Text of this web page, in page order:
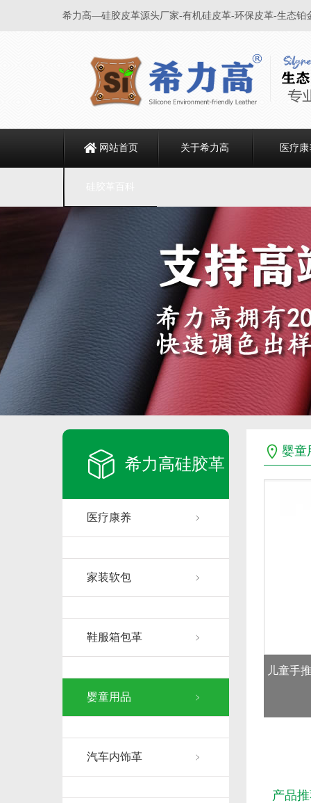
希力高—硅胶皮革源头厂家-有机硅皮革-环保皮革-生态铂
网站首页 关于希力高 医疗康
希力高硅胶革
医疗康养
家装软包
鞋服箱包革
婴童用品
汽车内饰革
婴童
儿童手
产品